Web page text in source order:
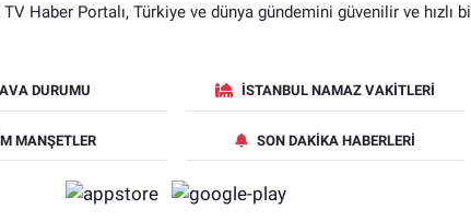
Haber Portalı, Türkiye ve dünya gündemini güvenilir ve hızlı
DURUMU İSTANBUL NAMAZ VAKITLERI
MANŞETLER SON DAKIKA HABERLERI